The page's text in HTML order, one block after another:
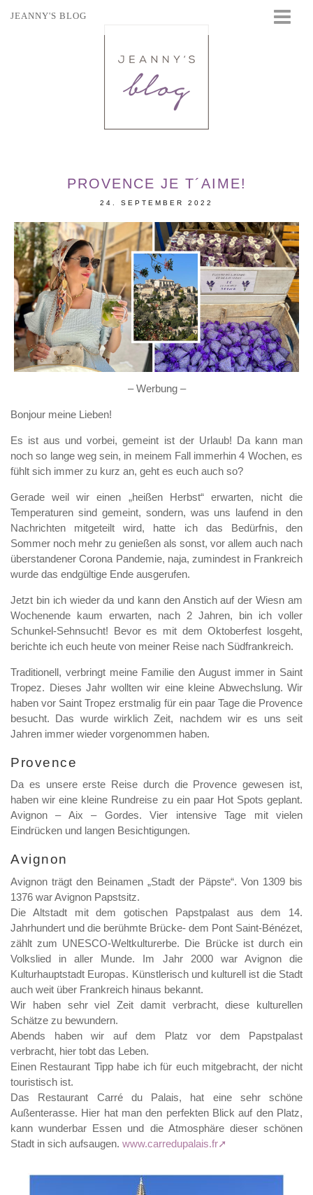
JEANNY'S BLOG
PROVENCE JE T´AIME!
24. SEPTEMBER 2022
– Werbung –
Bonjour meine Lieben!
Es ist aus und vorbei, gemeint ist der Urlaub! Da kann man
noch so lange weg sein, in meinem Fall immerhin 4 Wochen, es
fühlt sich immer zu kurz an, geht es euch auch so?
Gerade weil wir einen „heißen Herbst“ erwarten, nicht die
Temperaturen sind gemeint, sondern, was uns laufend in den
Nachrichten mitgeteilt wird, hatte ich das Bedürfnis, den
Sommer noch mehr zu genießen als sonst, vor allem auch nach
überstandener Corona Pandemie, naja, zumindest in Frankreich
wurde das endgültige Ende ausgerufen.
Jetzt bin ich wieder da und kann den Anstich auf der Wiesn am
Wochenende kaum erwarten, nach 2 Jahren, bin ich voller
Schunkel-Sehnsucht! Bevor es mit dem Oktoberfest losgeht,
berichte ich euch heute von meiner Reise nach Südfrankreich.
Traditionell, verbringt meine Familie den August immer in Saint
Tropez. Dieses Jahr wollten wir eine kleine Abwechslung. Wir
haben vor Saint Tropez erstmalig für ein paar Tage die Provence
besucht. Das wurde wirklich Zeit, nachdem wir es uns seit
Jahren immer wieder vorgenommen haben.
Provence
Da es unsere erste Reise durch die Provence gewesen ist,
haben wir eine kleine Rundreise zu ein paar Hot Spots geplant.
Avignon – Aix – Gordes. Vier intensive Tage mit vielen
Eindrücken und langen Besichtigungen.
Avignon
Avignon trägt den Beinamen „Stadt der Päpste“. Von 1309 bis
1376 war Avignon Papstsitz.
Die Altstadt mit dem gotischen Papstpalast aus dem 14.
Jahrhundert und die berühmte Brücke- dem Pont Saint-Bénézet,
zählt zum UNESCO-Weltkulturerbe. Die Brücke ist durch ein
Volkslied in aller Munde. Im Jahr 2000 war Avignon die
Kulturhauptstadt Europas. Künstlerisch und kulturell ist die Stadt
auch weit über Frankreich hinaus bekannt.
Wir haben sehr viel Zeit damit verbracht, diese kulturellen
Schätze zu bewundern.
Abends haben wir auf dem Platz vor dem Papstpalast
verbracht, hier tobt das Leben.
Einen Restaurant Tipp habe ich für euch mitgebracht, der nicht
touristisch ist.
Das Restaurant Carré du Palais, hat eine sehr schöne
Außenterasse. Hier hat man den perfekten Blick auf den Platz,
kann wunderbar Essen und die Atmosphäre dieser schönen
Stadt in sich aufsaugen. www.carredupalais.fr